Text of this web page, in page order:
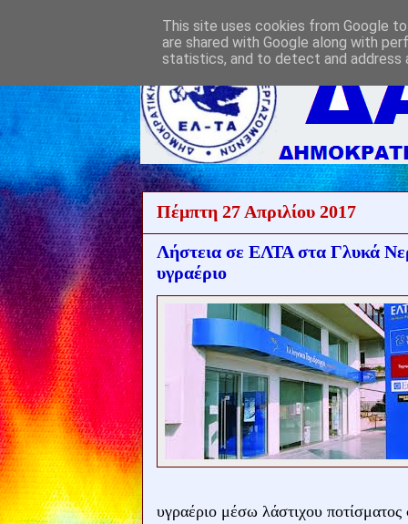
Πέμπτη 27 Απριλίου 2017
Λήστεια σε ΕΛΤΑ στα Γλυκά
υγραέριο
υγραέριο μέσω λάστιχου
This site uses cookies from Google
are shared with Google along with
statistics, and to detect and address